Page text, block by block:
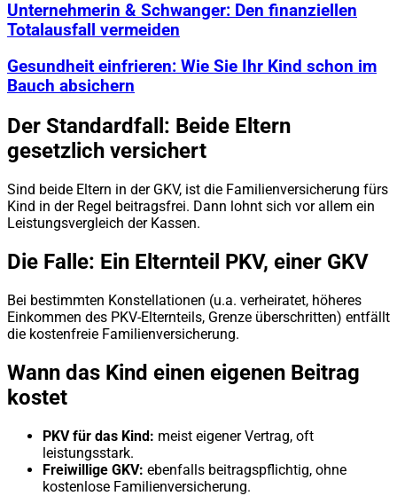
Unternehmerin & Schwanger: Den finanziellen
Totalausfall vermeiden
Gesundheit einfrieren: Wie Sie Ihr Kind schon im
Bauch absichern
Der Standardfall: Beide Eltern
gesetzlich versichert
Sind beide Eltern in der GKV, ist die Familienversicherung fürs
Kind in der Regel beitragsfrei. Dann lohnt sich vor allem ein
Leistungsvergleich der Kassen.
Die Falle: Ein Elternteil PKV, einer GKV
Bei bestimmten Konstellationen (u.a. verheiratet, höheres
Einkommen des PKV-Elternteils, Grenze überschritten) entfällt
die kostenfreie Familienversicherung.
Wann das Kind einen eigenen Beitrag
kostet
PKV für das Kind: meist eigener Vertrag, oft
leistungsstark.
Freiwillige GKV: ebenfalls beitragspflichtig, ohne
kostenlose Familienversicherung.